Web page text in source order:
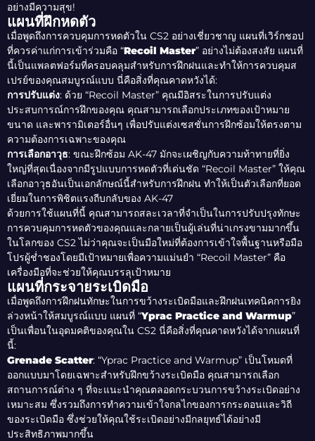
อย่างมีความสุข!
แผนที่ฝึกหดตัว
เมื่อพูดถึงการควบคุมการหดตัวใน CS2 อย่างเชี่ยวชาญ แผนที่เวิร์กชอป
ที่ควรค่าแก่การเข้าร่วมคือ “Recoil Master” อย่างไม่ต้องสงสัย แผนที่
นี้เป็นแพลตฟอร์มที่ครอบคลุมสำหรับการฝึกฝนและทำให้การควบคุมส
เปรย์ของคุณสมบูรณ์แบบ นี่คือสิ่งที่คุณคาดหวังได้:
การปรับแต่ง: ด้วย “Recoil Master” คุณมีอิสระในการปรับแต่ง
ประสบการณ์การฝึกของคุณ คุณสามารถเลือกประเภทของเป้าหมาย
ขนาด และพารามิเตอร์อื่นๆ เพื่อปรับแต่งเซสชั่นการฝึกซ้อมให้ตรงตาม
ความต้องการเฉพาะของคุณ
การเลือกอาวุธ: ขณะฝึกซ้อม AK-47 มักจะเผชิญกับความท้าทายที่ยิ่ง
ใหญ่ที่สุดเนื่องจากมีรูปแบบการหดตัวที่เด่นชัด “Recoil Master” ให้คุณ
เลือกอาวุธอันเป็นเอกลักษณ์นี้สำหรับการฝึกฝน ทำให้เป็นตัวเลือกที่ยอด
เยี่ยมในการพิชิตแรงถีบกลับของ AK-47
ด้วยการใช้แผนที่นี้ คุณสามารถสละเวลาที่จำเป็นในการปรับปรุงทักษะ
การควบคุมการหดตัวของคุณและกลายเป็นผู้เล่นที่น่าเกรงขามมากขึ้น
ในโลกของ CS2 ไม่ว่าคุณจะเป็นมือใหม่ที่ต้องการเข้าใจพื้นฐานหรือมือ
โปรผู้ช่ำชองโดยมีเป้าหมายเพื่อความแม่นยำ “Recoil Master” คือ
เครื่องมือที่จะช่วยให้คุณบรรลุเป้าหมาย
แผนที่กระจายระเบิดมือ
เมื่อพูดถึงการฝึกฝนทักษะในการขว้างระเบิดมือและฝึกฝนเทคนิคการยิง
ล่วงหน้าให้สมบูรณ์แบบ แผนที่ “Yprac Practice and Warmup”
เป็นเพื่อนในอุดมคติของคุณใน CS2 นี่คือสิ่งที่คุณคาดหวังได้จากแผนที่
นี้:
Grenade Scatter: “Yprac Practice and Warmup” เป็นโหมดที่
ออกแบบมาโดยเฉพาะสำหรับฝึกขว้างระเบิดมือ คุณสามารถเลือก
สถานการณ์ต่าง ๆ ที่จะแนะนำคุณตลอดกระบวนการขว้างระเบิดอย่าง
เหมาะสม ซึ่งรวมถึงการทำความเข้าใจกลไกของการกระดอนและวิถี
ของระเบิดมือ ซึ่งช่วยให้คุณใช้ระเบิดอย่างมีกลยุทธ์ได้อย่างมี
ประสิทธิภาพมากขึ้น